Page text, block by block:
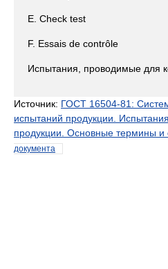
E. Check test
F. Essais de contrôle
Испытания, проводимые для
Источник: ГОСТ 16504-81:
испытаний продукции.
продукции. Основные термины и
документа